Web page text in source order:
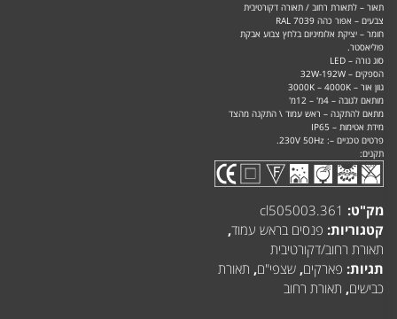
תאור – לתאורת רחוב / תאורה דקורטיבית
צבעים – אפור כהה RAL 7039
חומר – יציקת אלומיניום בלחץ צבוע אבקת
פוליאסטר.
סוג נורה – LED
הספקים – 32W-192W
גוון אור – 3000K – 4000K
מותאם לגובה – 4מ' – 12מ'
מתאם להתקנה – ראש עמוד \ התקנה מהצד
מידת אטימות – IP65
פרטים טכניים –: 230V 50Hz.
תקנים:
מק"ט: cl505003.361
קטגוריות: פנסים בראש עמוד,
תאורת רחוב/דקורטיבית
תגיות: פארקים, שצפי"ם, תאורת
כבישים, תאורת רחוב